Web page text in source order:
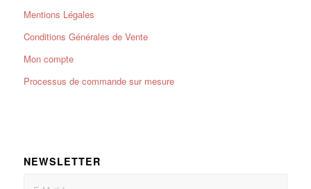
Mentions Légales
Conditions Générales de Vente
Mon compte
Processus de commande sur mesure
NEWSLETTER